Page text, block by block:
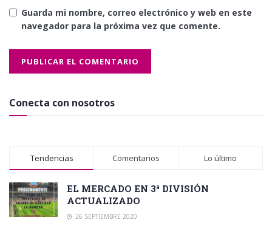
Guarda mi nombre, correo electrónico y web en este
navegador para la próxima vez que comente.
Conecta con nosotros
Tendencias Comentarios Lo último
EL MERCADO EN 3ª DIVISIÓN
ACTUALIZADO
26 SEPTIEMBRE 2020